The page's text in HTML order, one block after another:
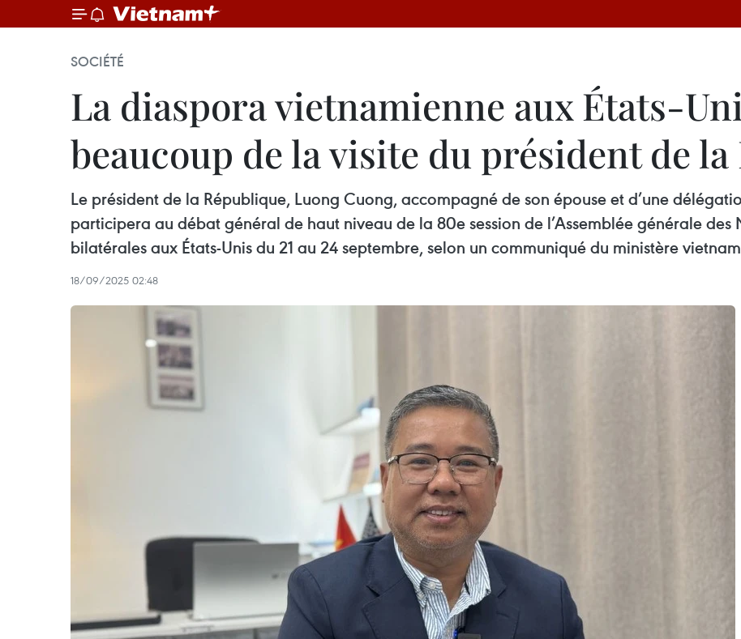
SOCIÉTÉ
La diaspora vietnamienne aux États-
beaucoup de la visite du président de
Le président de la République, Luong Cuong, accompagné de son épouse et d’une
participera au débat général de haut niveau de la 80e session de l’Assemblée générale
bilatérales aux États-Unis du 21 au 24 septembre, selon un communiqué du ministère
18/09/2025 02:48